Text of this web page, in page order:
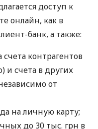
доступ к
онлайн, как в
банк, а также:
контрагентов
и счета в других
от
на личную карту;
до 30 тыс. грн в